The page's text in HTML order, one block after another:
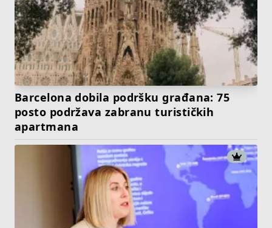
Barcelona dobila podršku građana: 75
posto podržava zabranu turističkih
apartmana